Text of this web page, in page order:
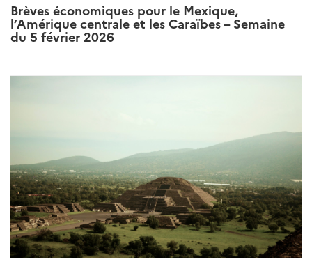
Brèves économiques pour le Mexique,
l’Amérique centrale et les Caraïbes – Semaine
du 5 février 2026